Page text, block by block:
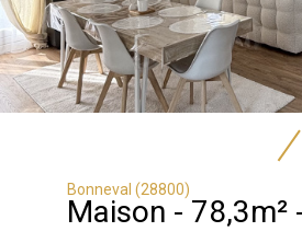
Bonneval (28800)
Maison - 78,3m²